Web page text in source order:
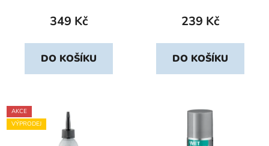
349 Kč
DO KOŠÍKU
239 Kč
DO KOŠÍKU
AKCE
VÝPRODEJ